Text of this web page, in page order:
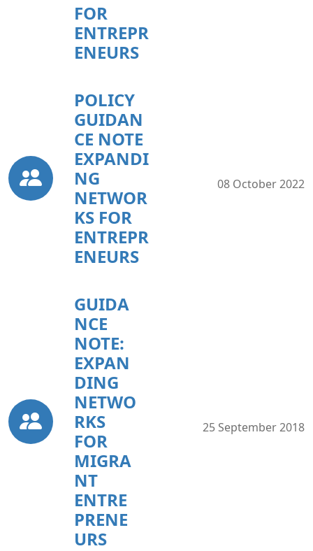
FOR
ENTREPR
ENEURS
POLICY
GUIDAN
CE NOTE
EXPANDI
NG
NETWOR
KS FOR
ENTREPR
ENEURS
08 October 2022
GUIDA
NCE
NOTE:
EXPAN
DING
NETWO
RKS
FOR
MIGRA
NT
ENTRE
PRENE
URS
25 September 2018